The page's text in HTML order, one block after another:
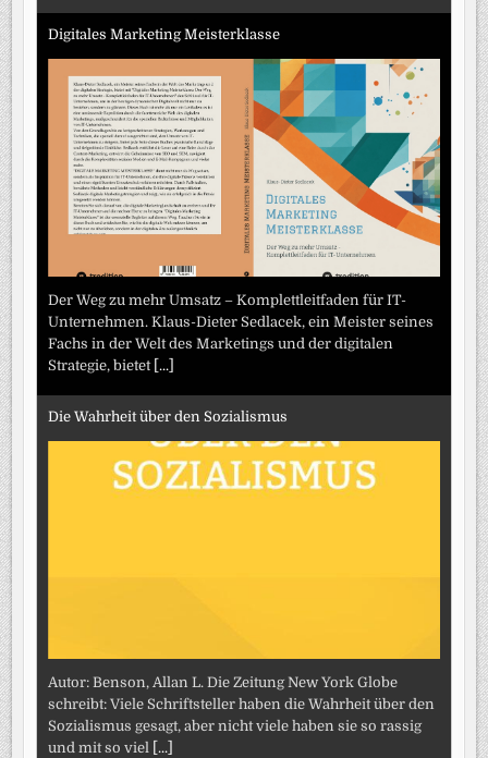
Digitales Marketing Meisterklasse
Der Weg zu mehr Umsatz – Komplettleitfaden für IT-
Unternehmen. Klaus-Dieter Sedlacek, ein Meister seines
Fachs in der Welt des Marketings und der digitalen
Strategie, bietet [...]
Die Wahrheit über den Sozialismus
Autor: Benson, Allan L. Die Zeitung New York Globe
schreibt: Viele Schriftsteller haben die Wahrheit über den
Sozialismus gesagt, aber nicht viele haben sie so rassig
und mit so viel [...]